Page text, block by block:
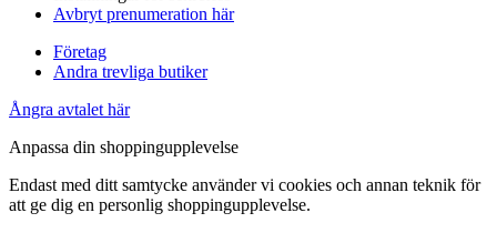
Avbryt prenumeration här
Företag
Andra trevliga butiker
Ångra avtalet här
Anpassa din shoppingupplevelse
Endast med ditt samtycke använder vi cookies och annan teknik för
att ge dig en personlig shoppingupplevelse.